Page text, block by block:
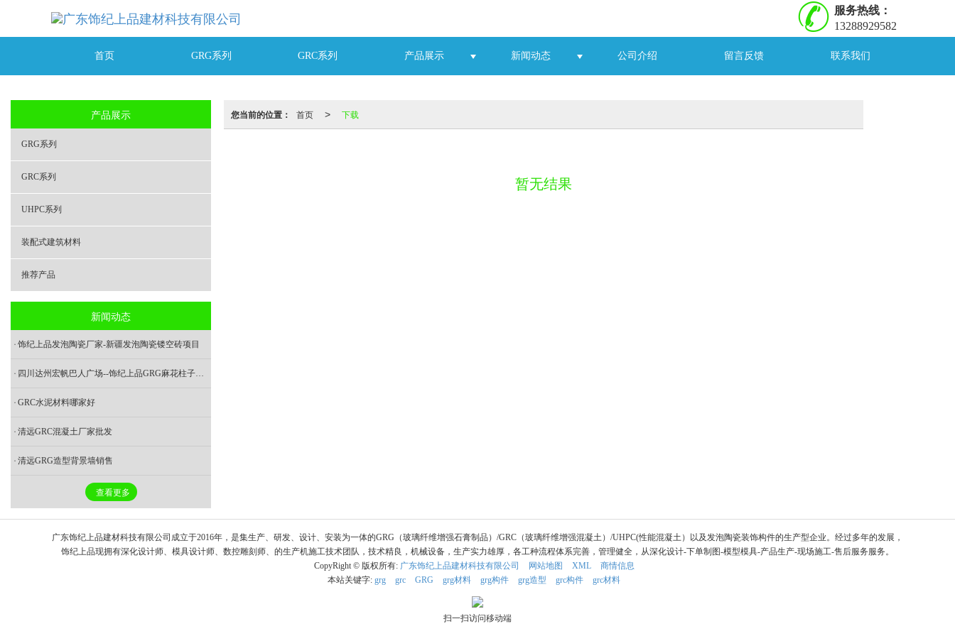
服务热线：
13288929582
首页 GRG系列 GRC系列 产品展示 新闻动态 公司介绍 留言反馈 联系我们
您当前的位置： 首页 > 下载
暂无结果
产品展示
GRG系列
GRC系列
UHPC系列
装配式建筑材料
推荐产品
新闻动态
饰纪上品发泡陶瓷厂家-新疆发泡陶瓷镂空砖项目
四川达州宏帆巴人广场--饰纪上品GRG麻花柱子造型项目
GRC水泥材料哪家好
清远GRC混凝土厂家批发
清远GRG造型背景墙销售
查看更多
广东饰纪上品建材科技有限公司成立于2016年，是集生产、研发、设计、安装为一体的GRG（玻璃纤维增强石膏制品）/GRC（玻璃纤维增强混凝土）/UHPC(性能混凝土）以及发泡陶瓷装饰构件的生产型企业。经过多年的发展，
饰纪上品现拥有深化设计师、模具设计师、数控雕刻师、的生产机施工技术团队，技术精良，机械设备，生产实力雄厚，各工种流程体系完善，管理健全，从深化设计-下单制图-模型模具-产品生产-现场施工-售后服务服务。
CopyRight © 版权所有: 广东饰纪上品建材科技有限公司 网站地图 XML
商情信息
本站关键字: grg grc GRG grg材料 grg构件 grg造型 grc构件 grc材料
扫一扫访问移动端